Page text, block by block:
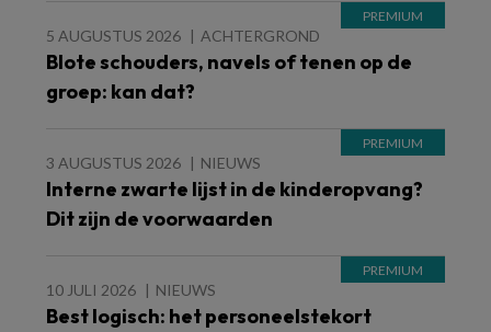
5 AUGUSTUS 2026 ACHTERGROND
Blote schouders, navels of tenen op de
groep: kan dat?
3 AUGUSTUS 2026 NIEUWS
Interne zwarte lijst in de kinderopvang?
Dit zijn de voorwaarden
10 JULI 2026 NIEUWS
Best logisch: het personeelstekort